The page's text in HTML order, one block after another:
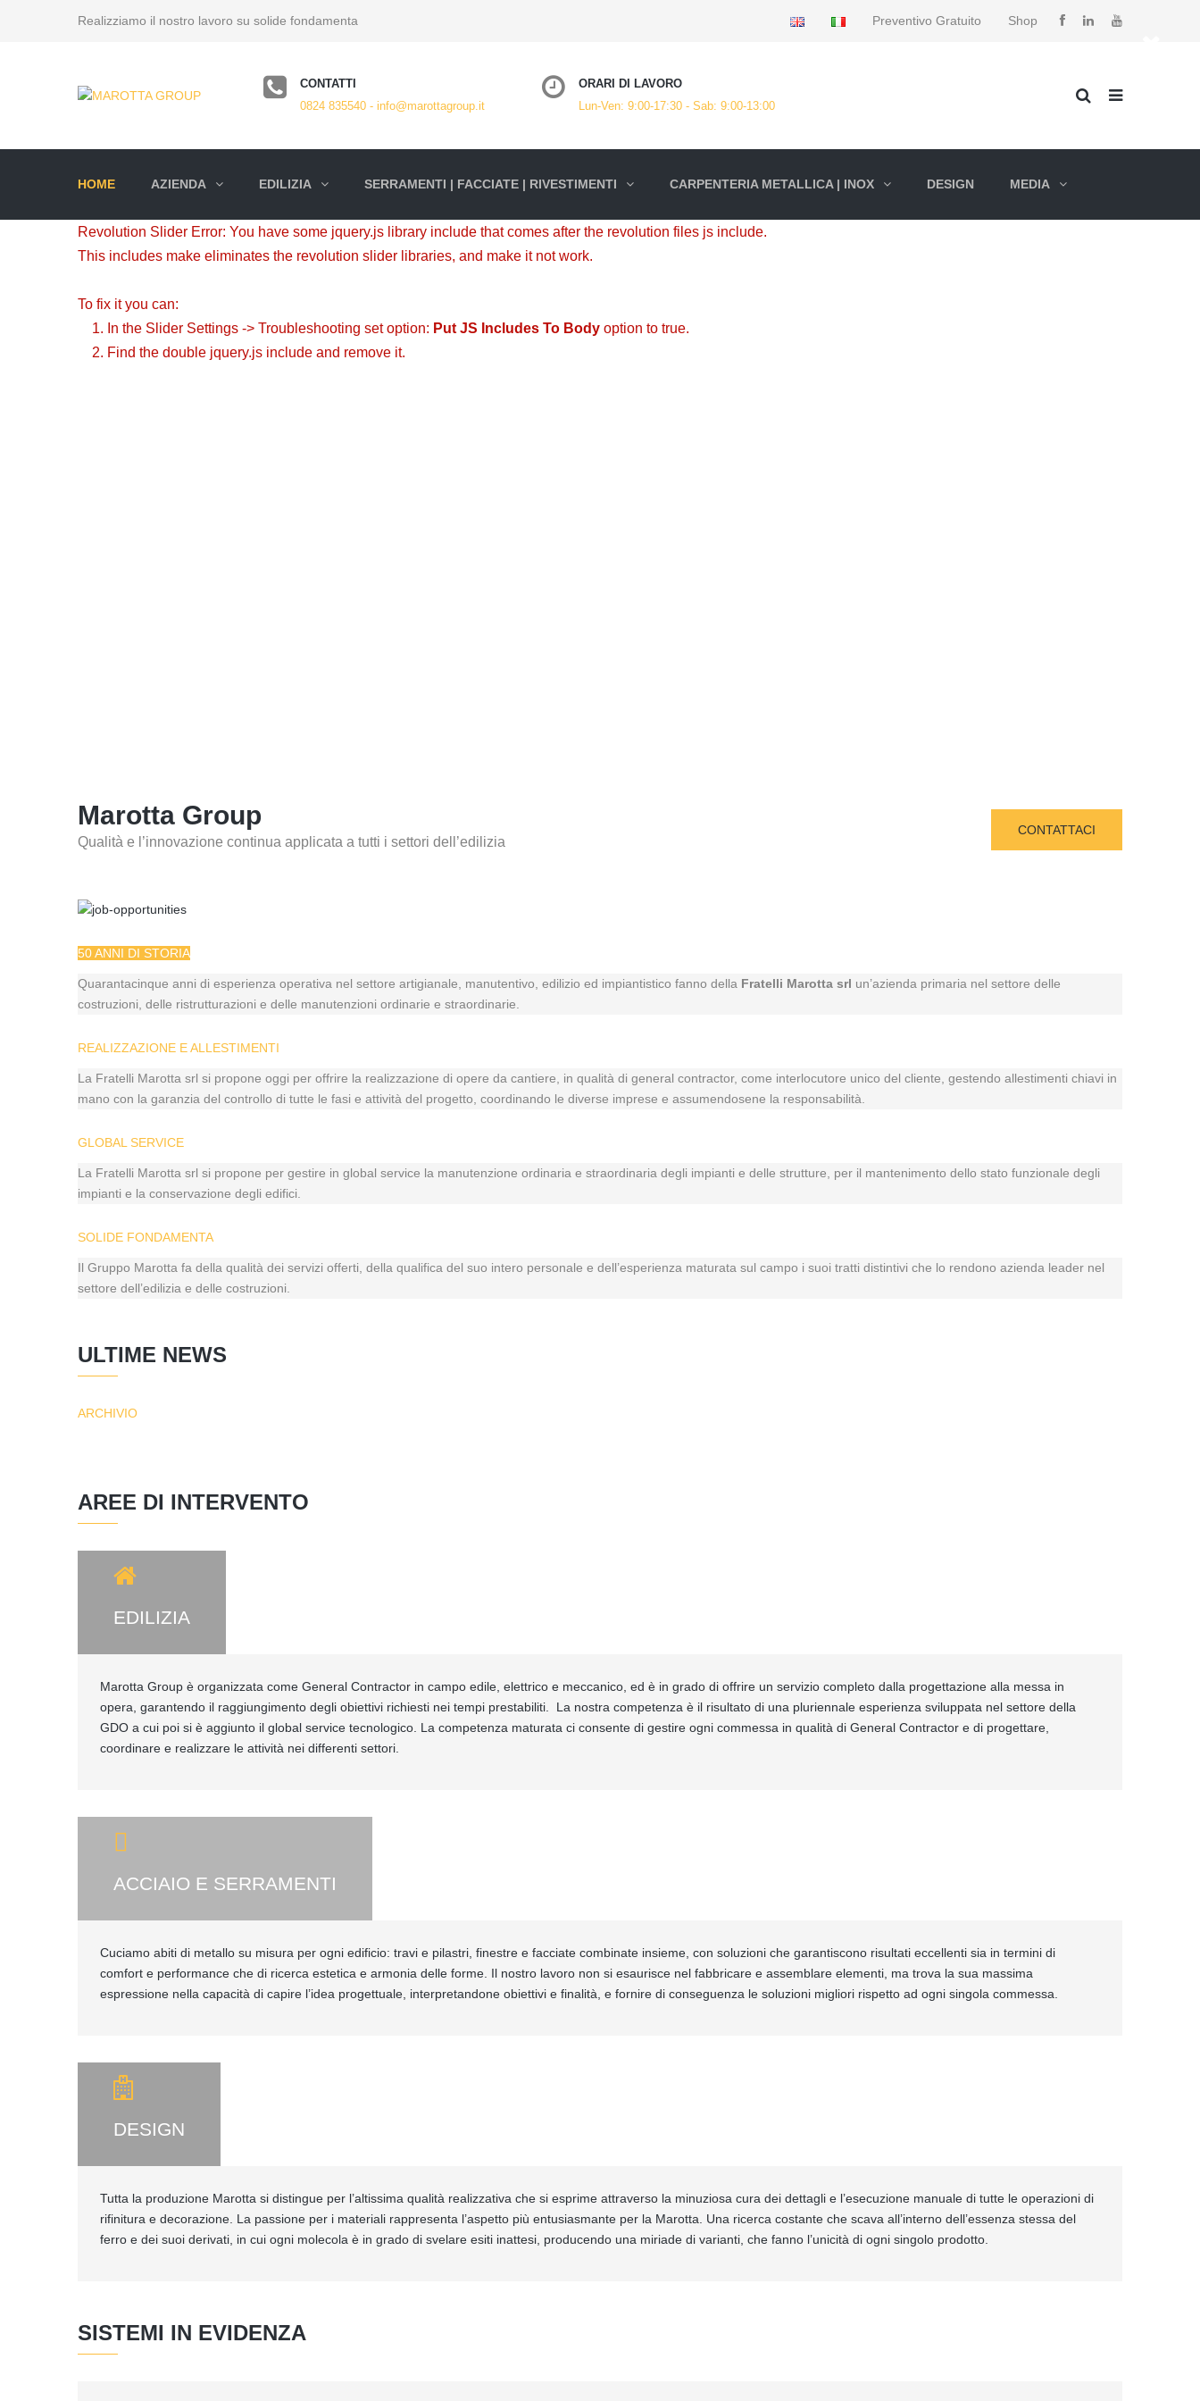
Realizziamo il nostro lavoro su solide fondamenta Preventivo Gratuito Shop
CONTATTI
0824 835540 - info@marottagroup.it
ORARI DI LAVORO
Lun-Ven: 9:00-17:30 - Sab: 9:00-13:00
HOME AZIENDA EDILIZIA SERRAMENTI | FACCIATE | RIVESTIMENTI CARPENTERIA METALLICA | INOX DESIGN MEDIA
Revolution Slider Error: You have some jquery.js library include that comes after the revolution files js include.
This includes make eliminates the revolution slider libraries, and make it not work.
To fix it you can:
1. In the Slider Settings -> Troubleshooting set option: Put JS Includes To Body option to true.
2. Find the double jquery.js include and remove it.
CONTATTACI
Marotta Group
Qualità e l’innovazione continua applicata a tutti i settori dell’edilizia
50 ANNI DI STORIA
Quarantacinque anni di esperienza operativa nel settore artigianale, manutentivo, edilizio ed impiantistico fanno della Fratelli Marotta srl un’azienda primaria nel settore delle
costruzioni, delle ristrutturazioni e delle manutenzioni ordinarie e straordinarie.
REALIZZAZIONE E ALLESTIMENTI
La Fratelli Marotta srl si propone oggi per offrire la realizzazione di opere da cantiere, in qualità di general contractor, come interlocutore unico del cliente, gestendo allestimenti chiavi in
mano con la garanzia del controllo di tutte le fasi e attività del progetto, coordinando le diverse imprese e assumendosene la responsabilità.
GLOBAL SERVICE
La Fratelli Marotta srl si propone per gestire in global service la manutenzione ordinaria e straordinaria degli impianti e delle strutture, per il mantenimento dello stato funzionale degli
impianti e la conservazione degli edifici.
SOLIDE FONDAMENTA
Il Gruppo Marotta fa della qualità dei servizi offerti, della qualifica del suo intero personale e dell’esperienza maturata sul campo i suoi tratti distintivi che lo rendono azienda leader nel
settore dell’edilizia e delle costruzioni.
ULTIME NEWS
ARCHIVIO
AREE DI INTERVENTO
EDILIZIA
Marotta Group è organizzata come General Contractor in campo edile, elettrico e meccanico, ed è in grado di offrire un servizio completo dalla progettazione alla messa in
opera, garantendo il raggiungimento degli obiettivi richiesti nei tempi prestabiliti. La nostra competenza è il risultato di una pluriennale esperienza sviluppata nel settore della
GDO a cui poi si è aggiunto il global service tecnologico. La competenza maturata ci consente di gestire ogni commessa in qualità di General Contractor e di progettare,
coordinare e realizzare le attività nei differenti settori.
ACCIAIO E SERRAMENTI
Cuciamo abiti di metallo su misura per ogni edificio: travi e pilastri, finestre e facciate combinate insieme, con soluzioni che garantiscono risultati eccellenti sia in termini di
comfort e performance che di ricerca estetica e armonia delle forme. Il nostro lavoro non si esaurisce nel fabbricare e assemblare elementi, ma trova la sua massima
espressione nella capacità di capire l’idea progettuale, interpretandone obiettivi e finalità, e fornire di conseguenza le soluzioni migliori rispetto ad ogni singola commessa.
DESIGN
Tutta la produzione Marotta si distingue per l’altissima qualità realizzativa che si esprime attraverso la minuziosa cura dei dettagli e l’esecuzione manuale di tutte le operazioni di
rifinitura e decorazione. La passione per i materiali rappresenta l’aspetto più entusiasmante per la Marotta. Una ricerca costante che scava all’interno dell’essenza stessa del
ferro e dei suoi derivati, in cui ogni molecola è in grado di svelare esiti inattesi, producendo una miriade di varianti, che fanno l’unicità di ogni singolo prodotto.
SISTEMI IN EVIDENZA